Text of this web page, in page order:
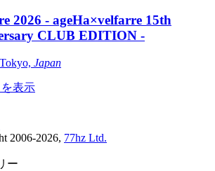
2026 - ageHa×velfarre 15th
CLUB EDITION -
Japan
表示
2006-2026, 77hz Ltd.
ー